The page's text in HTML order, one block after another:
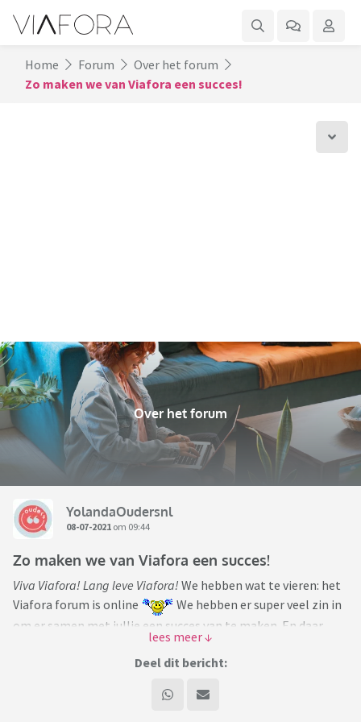
Home Forum
Over het forum
Zo maken we van Viafora een succes!
Over het forum
YolandaOudersnl
08-07-2021 om 09:44
Zo maken we van Viafora een succes!
Viva Viafora! Lang leve Viafora! We hebben wat te vieren: het
Viafora forum is online
We hebben er super veel zin in
om er samen met jullie een succes van te maken. En daar
hebben we jullie voor nodig.
we al een paar weken voordat het Vivaforum stopt, live
Deel dit bericht: